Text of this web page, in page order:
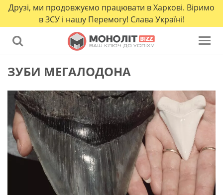
Друзі, ми продовжуємо працювати в Харкові. Віримо
в ЗСУ і нашу Перемогу! Слава Україні!
ЗУБИ МЕГАЛОДОНА